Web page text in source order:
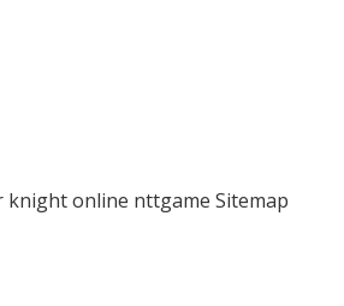
knight online nttgame Sitemap